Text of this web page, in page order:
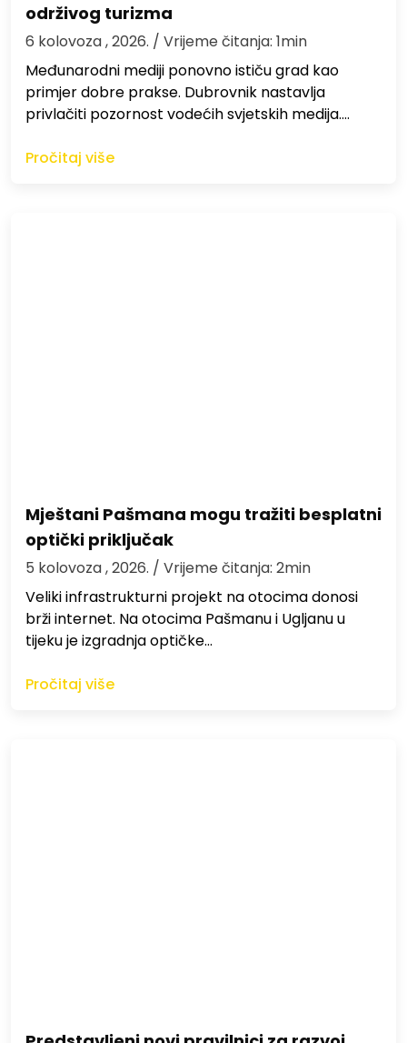
održivog turizma
6 kolovoza , 2026. / Vrijeme čitanja: 1min
Međunarodni mediji ponovno ističu grad kao
primjer dobre prakse. Dubrovnik nastavlja
privlačiti pozornost vodećih svjetskih medija.…
Pročitaj više
Mještani Pašmana mogu tražiti besplatni
optički priključak
5 kolovoza , 2026. / Vrijeme čitanja: 2min
Veliki infrastrukturni projekt na otocima donosi
brži internet. Na otocima Pašmanu i Ugljanu u
tijeku je izgradnja optičke…
Pročitaj više